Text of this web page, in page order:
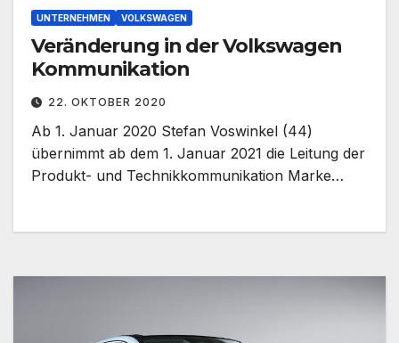
UNTERNEHMEN VOLKSWAGEN
Veränderung in der Volkswagen
Kommunikation
22. OKTOBER 2020
Ab 1. Januar 2020 Stefan Voswinkel (44)
übernimmt ab dem 1. Januar 2021 die Leitung der
Produkt- und Technikkommunikation Marke…